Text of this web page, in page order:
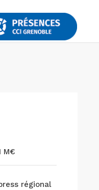
M€
régional